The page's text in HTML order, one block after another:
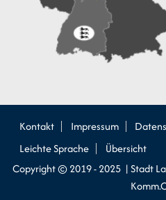
Kontakt Impressum
Leichte Sprache
Übersicht
Copyright © 2019 - 2025 | Stadt